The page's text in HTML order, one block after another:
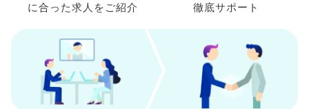
に合った求人を ご紹介
徹底サポート